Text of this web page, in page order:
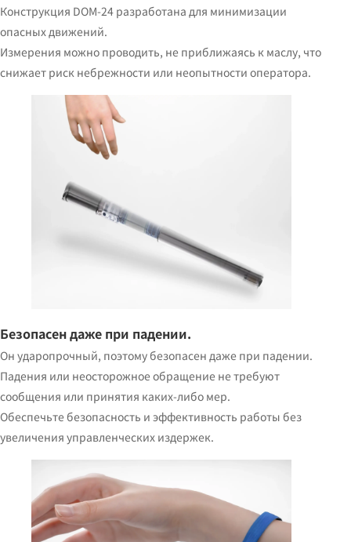
Конструкция DOM-24 разработана для минимизации
опасных движений.
Измерения можно проводить, не приближаясь к маслу, что
снижает риск небрежности или неопытности оператора.
Безопасен даже при падении.
Он ударопрочный, поэтому безопасен даже при падении.
Падения или неосторожное обращение не требуют
сообщения или принятия каких-либо мер.
Обеспечьте безопасность и эффективность работы без
увеличения управленческих издержек.